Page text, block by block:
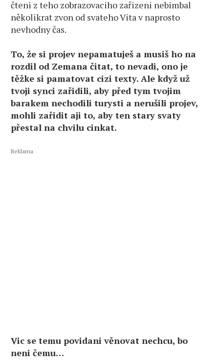
čteni z teho zobrazovaciho zařizeni nebimbal
několikrat zvon od svateho Vita v naprosto
nevhodny čas.
To, že si projev nepamatuješ a musiš ho na
rozdil od Zemana čitat, to nevadi, ono je
těžke si pamatovat cizi texty. Ale když už
tvoji synci zařidili, aby před tym tvojim
barakem nechodili turysti a nerušili projev,
mohli zařidit aji to, aby ten stary svaty
přestal na chvilu cinkat.
Reklama
Vic se temu povidani věnovat nechcu, bo
neni čemu…